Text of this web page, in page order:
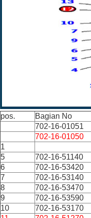
pos. Bagian No
702-16-01051
702-16-01050
1
5
702-16-51140
6
702-16-53420
7
702-16-53140
8
702-16-53470
9
702-16-53590
10
702-16-53170